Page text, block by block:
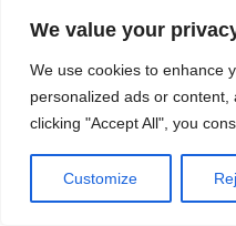
We value your
We use cookies to enhance
personalized ads or
clicking "Accept All", you
Customize
campioni di suolo per
proprietà, come
chimica, la presenza
biologica. Tali
utilizzate per fare